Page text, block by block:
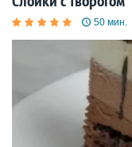
50 мин.